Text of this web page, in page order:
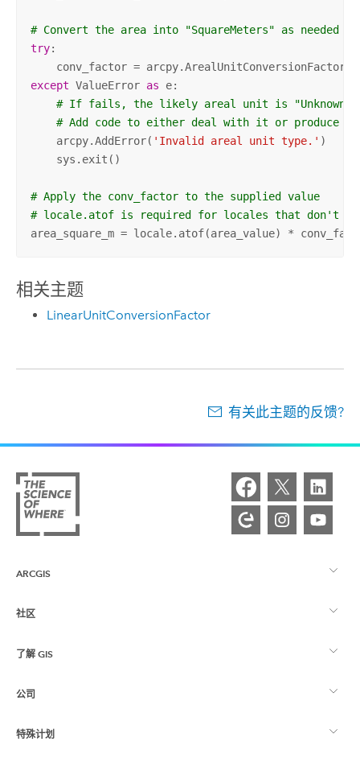
# Convert the area into "SquareMeters" as
try:
conv_factor =
except ValueError as e:
# If fails, the likely areal unit is "Unknown"
# Add code to either deal with it or produce
    arcpy.AddError(
'Invalid areal unit type.' )
    sys.exit()
# Apply the conv_factor to the supplied value
# locale.atof is required for locales that don't
area_square_m = locale.atof(area_value) *
相关主题
LinearUnitConversionFactor
有关此主题的反馈?
ARCGIS
ArcGIS 概览
制图
社区
Esri 社区
ArcGIS 博客
了解 GIS
什么是 GIS？
位置智能
公司
关于 Esri
特殊计划